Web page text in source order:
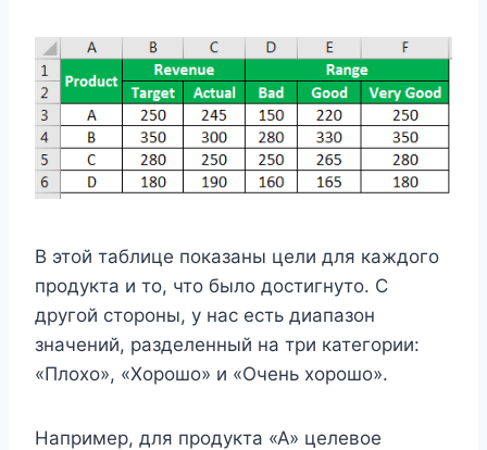
В этой таблице показаны цели для каждого
продукта и то, что было достигнуто. С
другой стороны, у нас есть диапазон
значений, разделенный на три категории:
«Плохо», «Хорошо» и «Очень хорошо».
Например, для продукта «А» целевое